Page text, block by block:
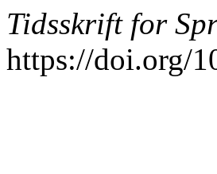
Tidsskrift for
https://doi.org/